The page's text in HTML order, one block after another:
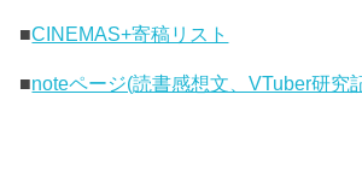
■CINEMAS+寄稿リスト
■noteページ(読書感想文、VTuber研究